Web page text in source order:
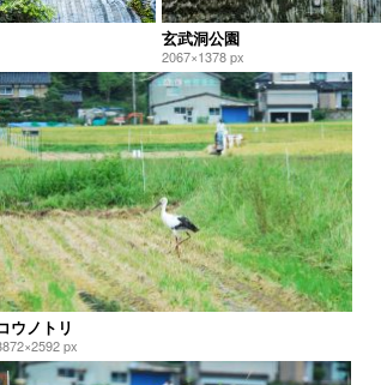
玄武洞公園
2067×1378 px
ウノトリ
px